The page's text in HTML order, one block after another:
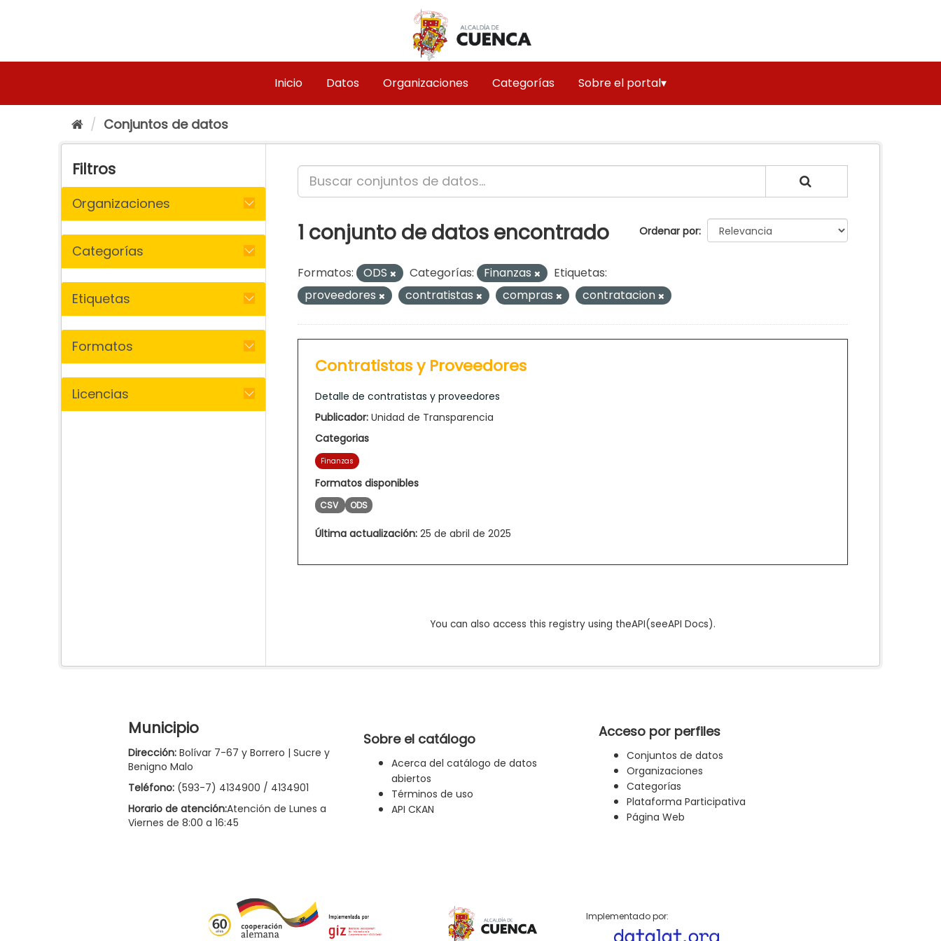
Inicio Datos Organizaciones Categorías Sobre el portal▾
Conjuntos de datos
Filtros
Organizaciones
Categorías
Etiquetas
Formatos
Licencias
Ordenar por
1 conjunto de datos encontrado
Formatos: ODS Categorías: Finanzas
Etiquetas:
proveedores
contratistas compras contratacion
Contratistas y Proveedores
Detalle de contratistas y proveedores
Publicador: Unidad de Transparencia
Categorias
Finanzas
Formatos disponibles
CSV ODS
Última actualización: 25 de abril de 2025
You can also access this registry using theAPI(seeAPI Docs).
Municipio
Dirección: Bolívar 7-67 y Borrero | Sucre y
Benigno Malo
Teléfono: (593-7) 4134900 / 4134901
Horario de atención:Atención de Lunes a
Viernes de 8:00 a 16:45
Sobre el catálogo
Acerca del catálogo de datos
abiertos
Términos de uso
API CKAN
Acceso por perfiles
Conjuntos de datos
Organizaciones
Categorías
Plataforma Participativa
Página Web
Implementado por: